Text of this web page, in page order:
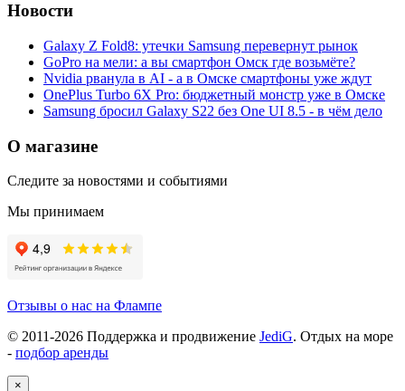
Новости
Galaxy Z Fold8: утечки Samsung перевернут рынок
GoPro на мели: а вы смартфон Омск где возьмёте?
Nvidia рванула в AI - а в Омске смартфоны уже ждут
OnePlus Turbo 6X Pro: бюджетный монстр уже в Омске
Samsung бросил Galaxy S22 без One UI 8.5 - в чём дело
О магазине
Следите за новостями и событиями
Мы принимаем
Отзывы о нас на Флампе
© 2011-2026 Поддержка и продвижение JediG. Отдых на море
- подбор аренды
×